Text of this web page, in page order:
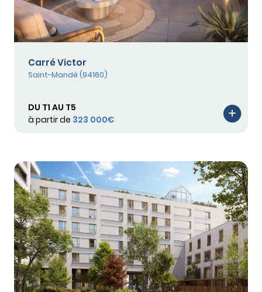
Carré Victor
Saint-Mandé (94160)
DU T1 AU T5
à partir de 323 000€